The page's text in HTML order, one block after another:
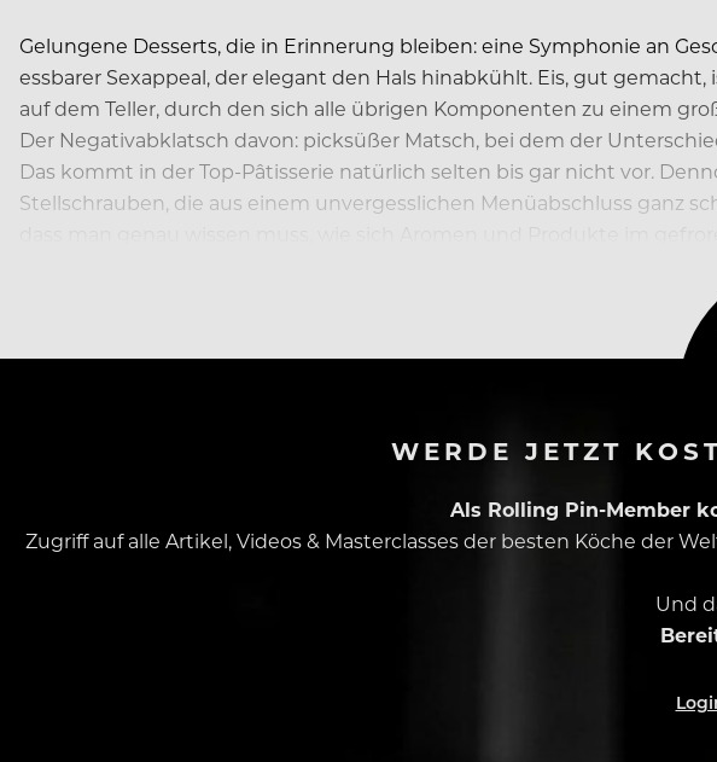
Gelungene Desserts, die in Erinnerung bleiben: eine Symphonie an
essbarer Sexappeal, der elegant den Hals hinabkühlt. Eis, gut
auf dem Teller, durch den sich alle übrigen Komponenten zu einem
Der Negativabklatsch davon: picksüßer Matsch, bei dem der
Das kommt in der Top-Pâtisserie natürlich selten bis gar nicht vor.
Stellschrauben, die aus einem unvergesslichen Menüabschluss ganz
WERDE JETZT
Als Rolling Pin-Member
Zugriff auf alle Artikel, Videos & Masterclasses der besten Köche der
Und